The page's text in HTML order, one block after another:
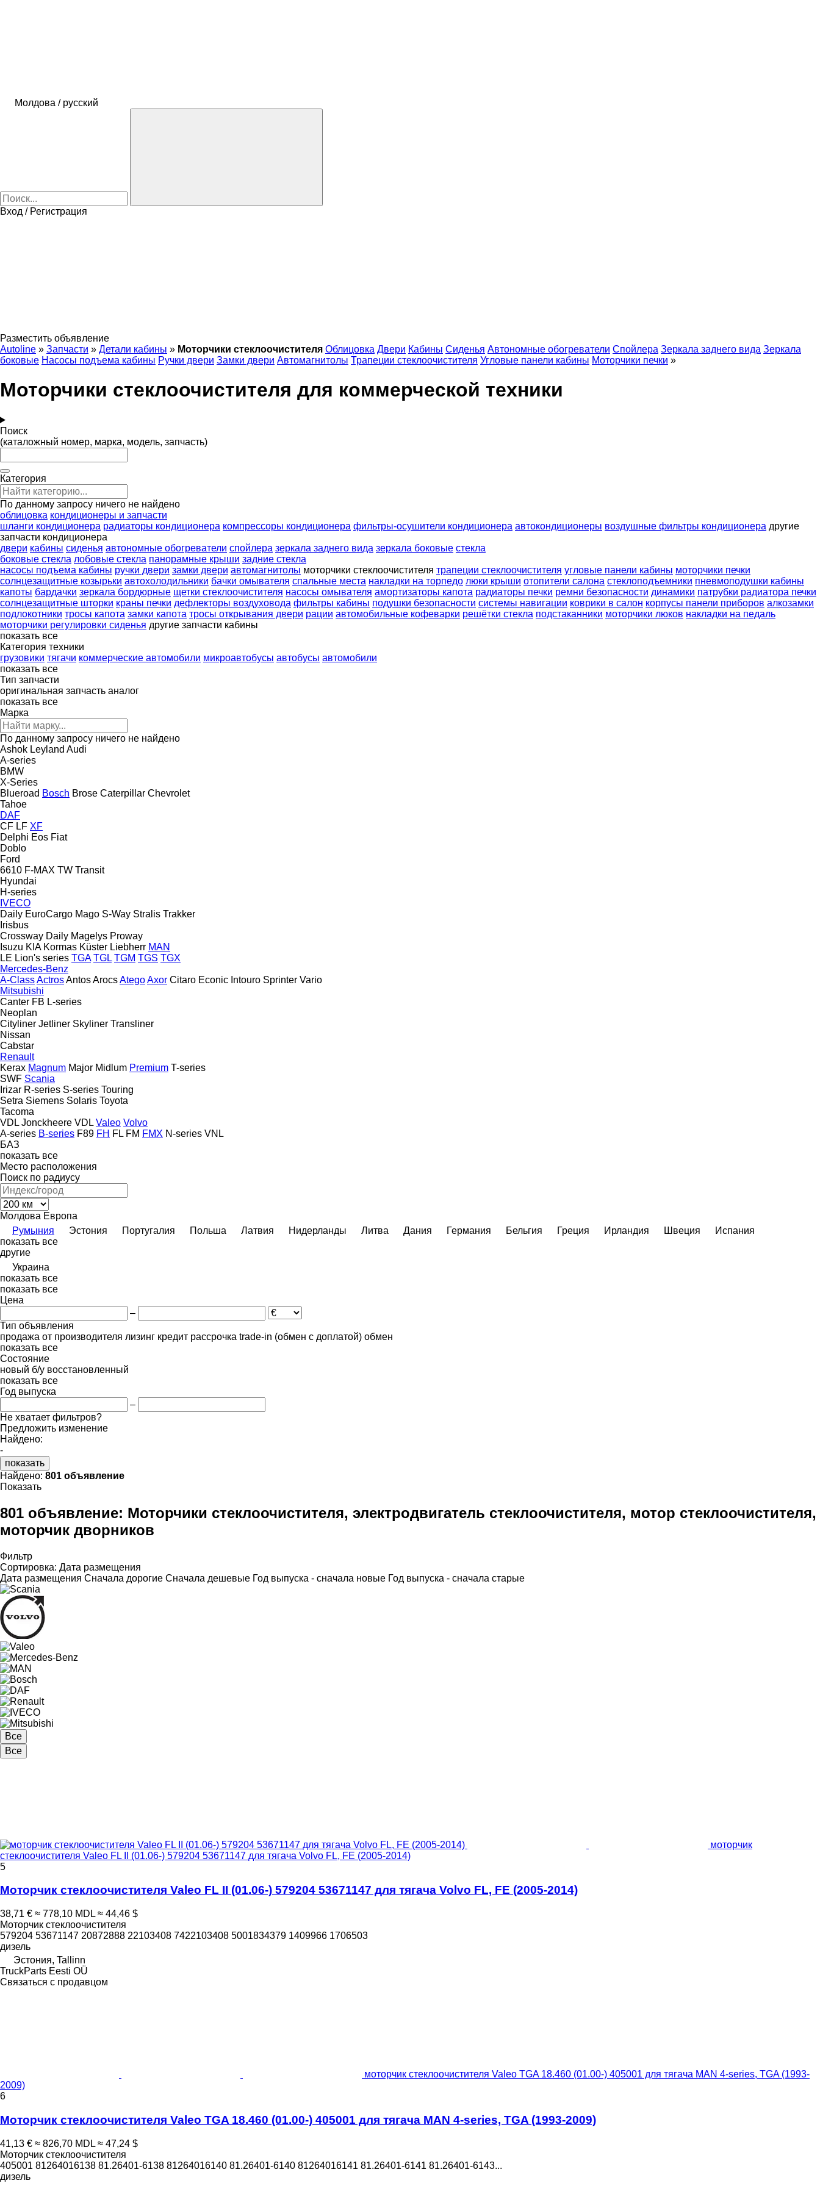
Молдова / русский
Вход / Регистрация
Разместить объявление
Autoline » Запчасти » Детали кабины » Моторчики стеклоочистителя Облицовка Двери Кабины Сиденья Автономные обогреватели Спойлера Зеркала заднего вида Зеркала
боковые Насосы подъема кабины Ручки двери Замки двери Автомагнитолы Трапеции стеклоочистителя Угловые панели кабины Моторчики печки »
Моторчики стеклоочистителя для коммерческой техники
Поиск
(каталожный номер, марка, модель, запчасть)
Категория
По данному запросу ничего не найдено
облицовка кондиционеры и запчасти
шланги кондиционера радиаторы кондиционера компрессоры кондиционера фильтры-осушители кондиционера автокондиционеры воздушные фильтры кондиционера другие
запчасти кондиционера
двери кабины сиденья автономные обогреватели спойлера зеркала заднего вида зеркала боковые стекла
боковые стекла лобовые стекла панорамные крыши задние стекла
насосы подъема кабины ручки двери замки двери автомагнитолы моторчики стеклоочистителя трапеции стеклоочистителя угловые панели кабины моторчики печки
солнцезащитные козырьки автохолодильники бачки омывателя спальные места накладки на торпедо люки крыши отопители салона стеклоподъемники пневмоподушки кабины
капоты бардачки зеркала бордюрные щетки стеклоочистителя насосы омывателя амортизаторы капота радиаторы печки ремни безопасности динамики патрубки радиатора печки
солнцезащитные шторки краны печки дефлекторы воздуховода фильтры кабины подушки безопасности системы навигации коврики в салон корпусы панели приборов алкозамки
подлокотники тросы капота замки капота тросы открывания двери рации автомобильные кофеварки решётки стекла подстаканники моторчики люков накладки на педаль
моторчики регулировки сиденья другие запчасти кабины
показать все
Категория техники
грузовики тягачи коммерческие автомобили микроавтобусы автобусы автомобили
показать все
Тип запчасти
оригинальная запчасть аналог
показать все
Марка
По данному запросу ничего не найдено
Ashok Leyland Audi
A-series
BMW
X-Series
Blueroad Bosch Brose Caterpillar Chevrolet
Tahoe
DAF
CF LF XF
Delphi Eos Fiat
Doblo
Ford
6610 F-MAX TW Transit
Hyundai
H-series
IVECO
Daily EuroCargo Mago S-Way Stralis Trakker
Irisbus
Crossway Daily Magelys Proway
Isuzu KIA Kormas Küster Liebherr MAN
LE Lion's series TGA TGL TGM TGS TGX
Mercedes-Benz
A-ClassActrosAntosArocsAtegoAxor Citaro Econic Intouro Sprinter Vario
Mitsubishi
Canter FB L-series
Neoplan
Cityliner Jetliner Skyliner Transliner
Nissan
Cabstar
Renault
Kerax Magnum Major Midlum Premium T-series
SWF Scania
Irizar R-series S-series Touring
Setra Siemens Solaris Toyota
Tacoma
VDL Jonckheere VDL Valeo Volvo
A-series B-series F89 FH FL FM FMX N-series VNL
БАЗ
показать все
Место расположения
Поиск по радиусу
Молдова Европа
Румыния
Эстония Португалия Польша Латвия Нидерланды Литва Дания Германия Бельгия Греция Ирландия Швеция
Испания
показать все
другие
Украина
показать все
показать все
Цена
–
Тип объявления
продажа от производителя лизинг кредит рассрочка trade-in (обмен с доплатой) обмен
показать все
Состояние
новый б/у восстановленный
показать все
Год выпуска
–
Не хватает фильтров?
Предложить изменение
Найдено:
-
показать
Найдено: 801 объявление
Показать
801 объявление: Моторчики стеклоочистителя, электродвигатель стеклоочистителя, мотор стеклоочистителя,
моторчик дворников
Фильтр
Сортировка: Дата размещения
Дата размещения Сначала дорогие Сначала дешевые Год выпуска - сначала новые Год выпуска - сначала старые
Все
Все
моторчик
стеклоочистителя Valeo FL II (01.06-) 579204 53671147 для тягача Volvo FL, FE (2005-2014)
5
Моторчик стеклоочистителя Valeo FL II (01.06-) 579204 53671147 для тягача Volvo FL, FE (2005-2014)
38,71 € ≈ 778,10 MDL ≈ 44,46 $
Моторчик стеклоочистителя
579204 53671147 20872888 22103408 7422103408 5001834379 1409966 1706503
дизель
Эстония, Tallinn
TruckParts Eesti OÜ
Связаться с продавцом
моторчик стеклоочистителя Valeo TGA 18.460 (01.00-) 405001 для тягача MAN 4-series, TGA (1993-
2009)
6
Моторчик стеклоочистителя Valeo TGA 18.460 (01.00-) 405001 для тягача MAN 4-series, TGA (1993-2009)
41,13 € ≈ 826,70 MDL ≈ 47,24 $
Моторчик стеклоочистителя
405001 81264016138 81.26401-6138 81264016140 81.26401-6140 81264016141 81.26401-6141 81.26401-6143...
дизель